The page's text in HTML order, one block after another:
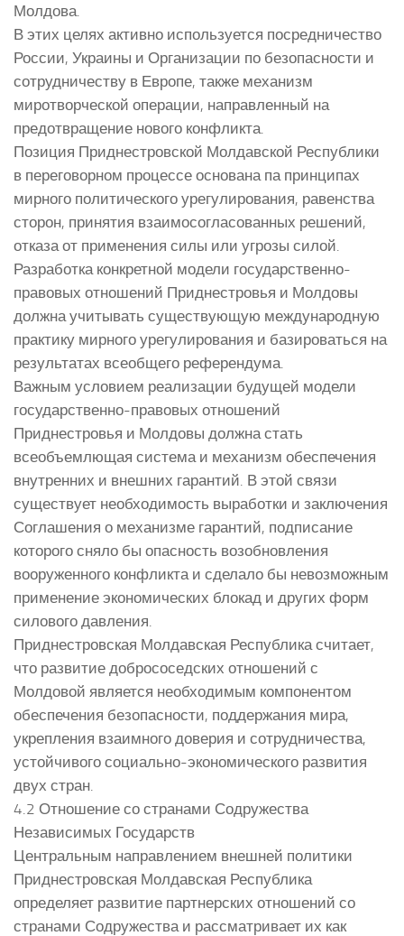
Молдова.
В этих целях активно используется посредничество
России, Украины и Организации по безопасности и
сотрудничеству в Европе, также механизм
миротворческой операции, направленный на
предотвращение нового конфликта.
Позиция Приднестровской Молдавской Республики
в переговорном процессе основана па принципах
мирного политического урегулирования, равенства
сторон, принятия взаимосогласованных решений,
отказа от применения силы или угрозы силой.
Разработка конкретной модели государственно-
правовых отношений Приднестровья и Молдовы
должна учитывать существующую международную
практику мирного урегулирования и базироваться на
результатах всеобщего референдума.
Важным условием реализации будущей модели
государственно-правовых отношений
Приднестровья и Молдовы должна стать
всеобъемлющая система и механизм обеспечения
внутренних и внешних гарантий. В этой связи
существует необходимость выработки и заключения
Соглашения о механизме гарантий, подписание
которого сняло бы опасность возобновления
вооруженного конфликта и сделало бы невозможным
применение экономических блокад и других форм
силового давления.
Приднестровская Молдавская Республика считает,
что развитие добрососедских отношений с
Молдовой является необходимым компонентом
обеспечения безопасности, поддержания мира,
укрепления взаимного доверия и сотрудничества,
устойчивого социально-экономического развития
двух стран.
4.2 Отношение со странами Содружества
Независимых Государств
Центральным направлением внешней политики
Приднестровская Молдавская Республика
определяет развитие партнерских отношений со
странами Содружества и рассматривает их как